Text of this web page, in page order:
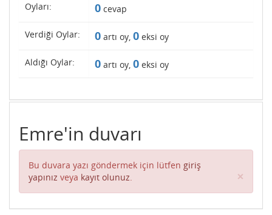
Oyları: 0 cevap
Verdiği Oylar: 0 artı oy, 0 eksi oy
Aldığı Oylar: 0 artı oy, 0 eksi oy
Emre'in duvarı
Bu duvara yazı göndermek için lütfen giriş
yapınız veya kayıt olunuz. ×